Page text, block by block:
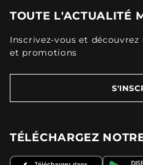
TOUTE L'ACTUALITÉ
Inscrivez-vous et
et promotions
TÉLÉCHARGEZ